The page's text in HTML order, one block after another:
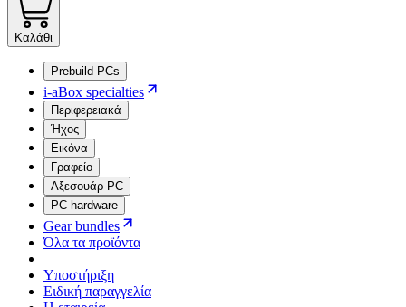
Καλάθι
Prebuild PCs
i-aBox specialties
Περιφερειακά
Ήχος
Εικόνα
Γραφείο
Αξεσουάρ PC
PC hardware
Gear bundles
Όλα τα προϊόντα
Υποστήριξη
Ειδική παραγγελία